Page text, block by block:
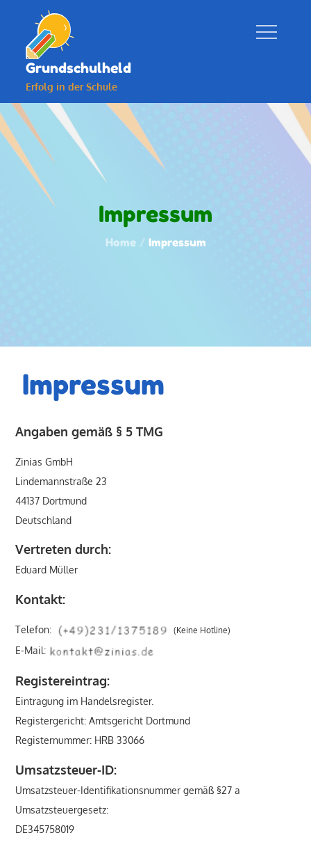
content
Grundschulheld
Erfolg in der Schule
Impressum
Home Impressum
Impressum
Angaben gemäß § 5 TMG
Zinias GmbH
Lindemannstraße 23
44137 Dortmund
Deutschland
Vertreten durch:
Eduard Müller
Kontakt:
Telefon: (Keine Hotline)
E-Mail:
Registereintrag:
Eintragung im Handelsregister.
Registergericht: Amtsgericht Dortmund
Registernummer: HRB 33066
Umsatzsteuer-ID:
Umsatzsteuer-Identifikationsnummer gemäß §27 a
Umsatzsteuergesetz:
DE345758019